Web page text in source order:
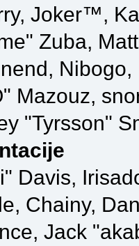
Joker™,
Zuba,
Mazouz,
"Tyrsson"
Davis,
Chainy,
Jack